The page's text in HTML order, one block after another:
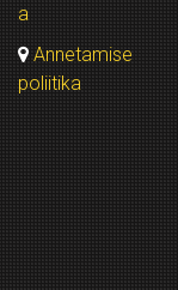
a
Annetamise
poliitika